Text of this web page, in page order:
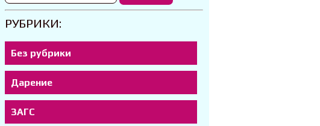
РУБРИКИ:
Без рубрики
Дарение
ЗАГС